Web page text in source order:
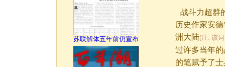
苏联解体五年前仍宣布
战斗力超群
历史作家安
洲大陆[注: 该
过许多当年
的笔赋予了